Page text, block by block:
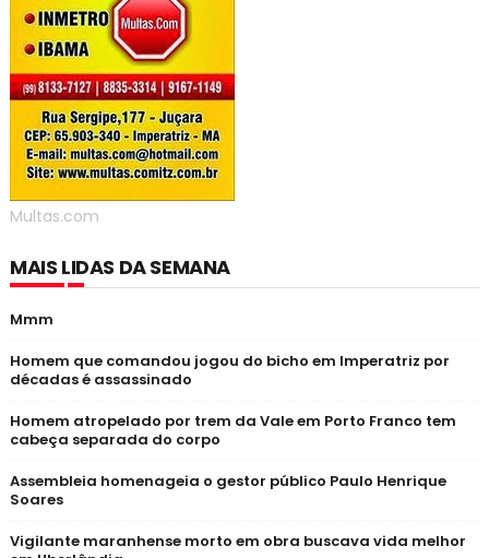
Multas.com
MAIS LIDAS DA SEMANA
Mmm
Homem que comandou jogou do bicho em Imperatriz por
décadas é assassinado
Homem atropelado por trem da Vale em Porto Franco tem
cabeça separada do corpo
Assembleia homenageia o gestor público Paulo Henrique
Soares
Vigilante maranhense morto em obra buscava vida melhor